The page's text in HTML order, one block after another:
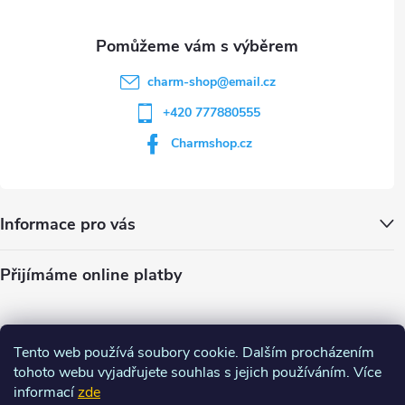
Tento web používá soubory cookie. Dalším procházením
tohoto webu vyjadřujete souhlas s jejich používáním. Více
informacízde
charm-shop@email.cz
+420 777880555
Charmshop.cz
Informace pro vás
Přijímáme online platby